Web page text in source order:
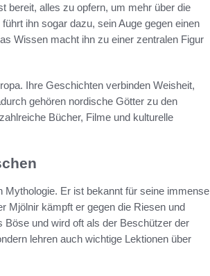
bereit, alles zu opfern, um mehr über die
ihn sogar dazu, sein Auge gegen einen
Wissen macht ihn zu einer zentralen Figur
Ihre Geschichten verbinden Weisheit,
gehören nordische Götter zu den
Bücher, Filme und kulturelle
Mythologie. Er ist bekannt für seine immense
Mjölnir kämpft er gegen die Riesen und
und wird oft als der Beschützer der
lehren auch wichtige Lektionen über